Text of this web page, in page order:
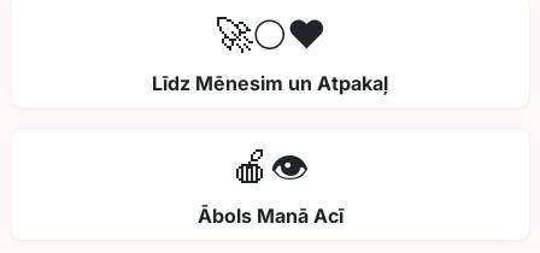
🚀🌕❤️
Līdz Mēnesim un Atpakaļ
🍎👁️
Ābols Manā Acī